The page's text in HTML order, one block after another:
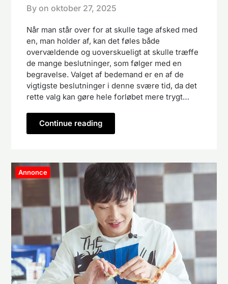
By on oktober 27, 2025
Når man står over for at skulle tage afsked med
en, man holder af, kan det føles både
overvældende og uoverskueligt at skulle træffe
de mange beslutninger, som følger med en
begravelse. Valget af bedemand er en af de
vigtigste beslutninger i denne svære tid, da det
rette valg kan gøre hele forløbet mere trygt…
Continue reading
Annonce